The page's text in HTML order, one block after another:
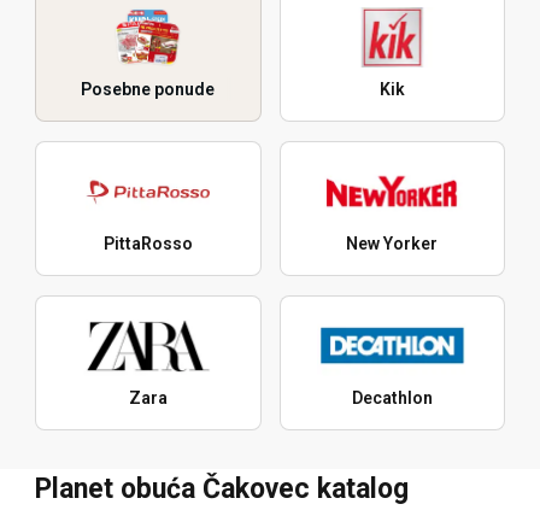
Posebne ponude Kik
PittaRosso New Yorker
Zara Decathlon
Planet obuća Čakovec katalog